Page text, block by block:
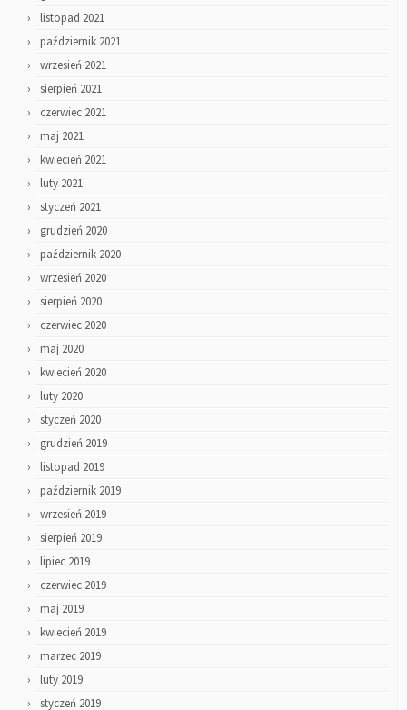
listopad 2021
październik 2021
wrzesień 2021
sierpień 2021
czerwiec 2021
maj 2021
kwiecień 2021
luty 2021
styczeń 2021
grudzień 2020
październik 2020
wrzesień 2020
sierpień 2020
czerwiec 2020
maj 2020
kwiecień 2020
luty 2020
styczeń 2020
grudzień 2019
listopad 2019
październik 2019
wrzesień 2019
sierpień 2019
lipiec 2019
czerwiec 2019
maj 2019
kwiecień 2019
marzec 2019
luty 2019
styczeń 2019